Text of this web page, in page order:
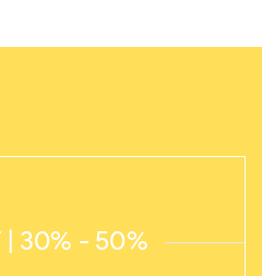
| 30% - 50%